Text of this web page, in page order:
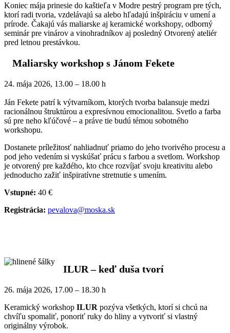
Koniec mája prinesie do kaštieľa v Modre pestrý program pre tých,
ktorí radi tvoria, vzdelávajú sa alebo hľadajú inšpiráciu v umení a
prírode. Čakajú vás maliarske aj keramické workshopy, odborný
seminár pre vinárov a vinohradníkov aj posledný Otvorený ateliér
pred letnou prestávkou.
Maliarsky workshop s Jánom Fekete
24. mája 2026, 13.00 – 18.00 h
Ján Fekete patrí k výtvarníkom, ktorých tvorba balansuje medzi
racionálnou štruktúrou a expresívnou emocionalitou. Svetlo a farba
sú pre neho kľúčové – a práve tie budú témou sobotného
workshopu.
Dostanete príležitosť nahliadnuť priamo do jeho tvorivého procesu a
pod jeho vedením si vyskúšať prácu s farbou a svetlom. Workshop
je otvorený pre každého, kto chce rozvíjať svoju kreativitu alebo
jednoducho zažiť inšpiratívne stretnutie s umením.
Vstupné: 40 €
Registrácia: pevalova@moska.sk
ILUR – keď duša tvorí
26. mája 2026, 17.00 – 18.30 h
Keramický workshop ILUR pozýva všetkých, ktorí si chcú na
chvíľu spomaliť, ponoriť ruky do hliny a vytvoriť si vlastný
originálny výrobok.